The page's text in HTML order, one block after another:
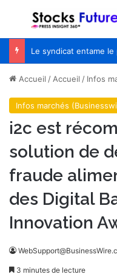
Menu
Accueil /Accueil / Infos
Infos marchés
i2c est
solution de
fraude
des Digital
Innovation
3 minutes de lecture